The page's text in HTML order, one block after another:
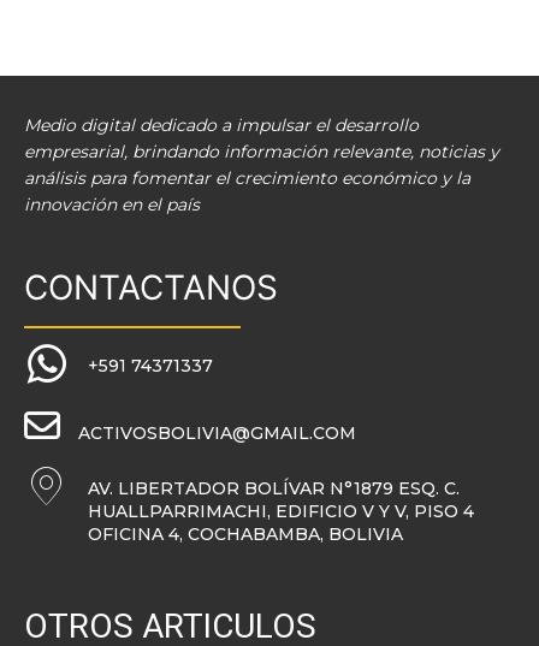
Medio digital dedicado a impulsar el desarrollo
empresarial, brindando información relevante, noticias y
análisis para fomentar el crecimiento económico y la
innovación en el país
CONTACTANOS
+591 74371337
ACTIVOSBOLIVIA@GMAIL.COM
AV. LIBERTADOR BOLÍVAR N°1879 ESQ. C.
HUALLPARRIMACHI, EDIFICIO V Y V, PISO 4
OFICINA 4, COCHABAMBA, BOLIVIA
OTROS ARTICULOS